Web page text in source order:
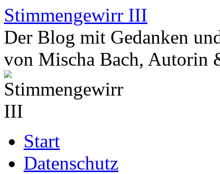
Zum
Inhalt
springen
Stimmengewirr III
Der Blog mit Gedanken
von Mischa Bach, Autorin
Start
Datenschutz